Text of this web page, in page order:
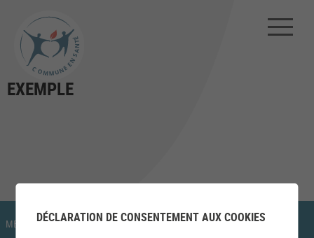
EXEMPLE
MENTIONS LÉGALES PLAN DU SITE
DÉCLARATION DE CONSENTEMENT AUX COOKIES